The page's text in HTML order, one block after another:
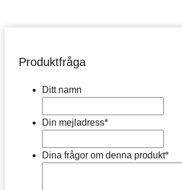
Produktfråga
Ditt namn
Din mejladress*
Dina frågor om denna produkt*